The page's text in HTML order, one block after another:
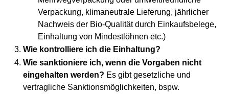
Verpackung, klimaneutrale Lieferung, jährlicher
Nachweis der Bio-Qualität durch Einkaufsbelege,
Einhaltung von Mindestlöhnen etc.)
Wie kontrolliere ich die Einhaltung?
Wie sanktioniere ich, wenn die Vorgaben nicht
eingehalten werden? Es gibt gesetzliche und
vertragliche Sanktionsmöglichkeiten, bspw.